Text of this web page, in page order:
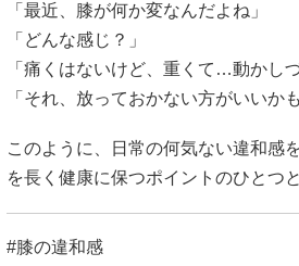
「最近、膝が何か変なんだよね」
「どんな感じ？」
「痛くはないけど、重くて…動かし
「それ、放っておかない方がいいか
このように、日常の何気ない違和感
を長く健康に保つポイントのひとつ
#膝の違和感